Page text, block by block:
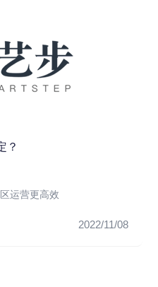
？
运营更高效
2022/11/08